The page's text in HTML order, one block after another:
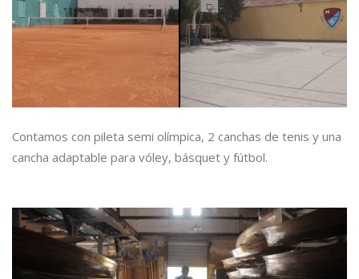
Contamos con pileta semi olímpica, 2 canchas de tenis y una
cancha adaptable para vóley, básquet y fútbol.